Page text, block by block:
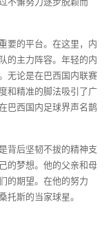
要的平台。在这里，内
的主力阵容。年轻的内
无论是在巴西国内联赛
和精准的脚法吸引了广
巴西国内足球界声名鹊
背后坚韧不拔的精神支
的梦想。他的父亲和母
的期望。在他的努力
斯的当家球星。